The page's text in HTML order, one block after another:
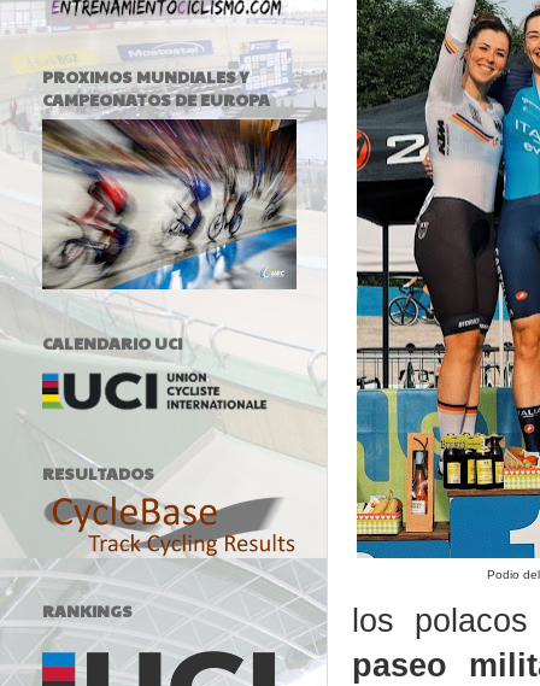
Podio
los
paseo
PROXIMOS MUNDIALES Y
CAMPEONATOS DE EUROPA
CALENDARIO UCI
RESULTADOS
RANKINGS